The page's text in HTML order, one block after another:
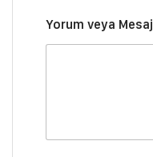
Y
o
r
a
Yorum veya Mesaj